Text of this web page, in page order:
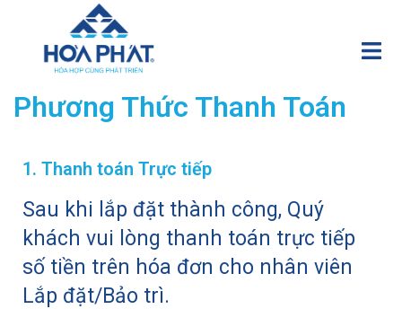
Phương Thức Thanh Toán
1. Thanh toán Trực tiếp
Sau khi lắp đặt thành công, Quý
khách vui lòng thanh toán trực tiếp
số tiền trên hóa đơn cho nhân viên
Lắp đặt/Bảo trì.